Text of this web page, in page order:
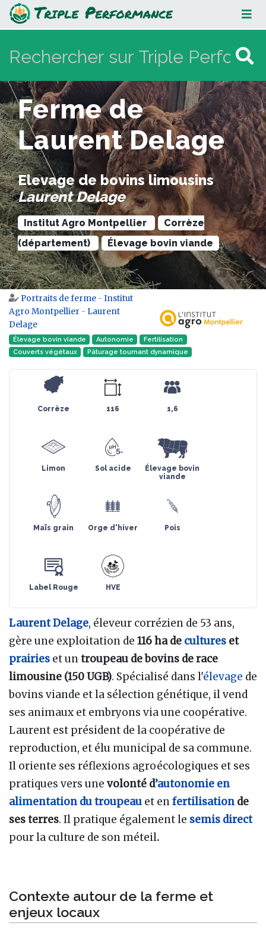
Ferme de Laurent Delage
Ferme de
Laurent Delage
Elevage de bovins limousins
Laurent Delage
Institut Agro Montpellier
Corrèze
(département)
Élevage bovin viande
Aller à :navigation,rechercher
Portraits de ferme - Institut
Agro Montpellier - Laurent
Delage
Élevage bovin viande Autonomie
Fertilisation
Couverts végétaux
Pâturage tournant dynamique
Corrèze 116 1,6
Limon Sol acide
Élevage bovin
viande
Maïs grain Orge d'hiver Pois
Label Rouge HVE
Laurent Delage, éleveur corrézien de 53 ans,
gère une exploitation de 116 ha de cultures et
prairies et untroupeau debovins de race
limousine (150 UGB). Spécialisé dans l'élevage de
bovins viande et la sélection génétique, il vend
ses animaux et embryons via une coopérative.
Laurent est président de la coopérative de
reproduction, et élu municipal de sa commune.
Il oriente ses réflexions agroécologiques et ses
pratiques vers une volonté d’autonomie en
alimentation du troupeau et enfertilisation de
ses terres. Il pratique également le semis direct
pour la culture de son méteil.
Contexte autour de la ferme et
enjeux locaux